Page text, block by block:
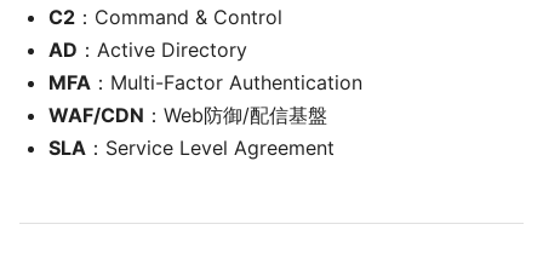
C2 ：Command & Control
AD ：Active Directory
MFA ：Multi-Factor Authentication
WAF/CDN ：Web防御/配信基盤
SLA ：Service Level Agreement